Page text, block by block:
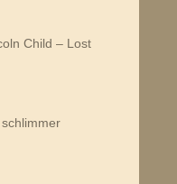
Child – Lost